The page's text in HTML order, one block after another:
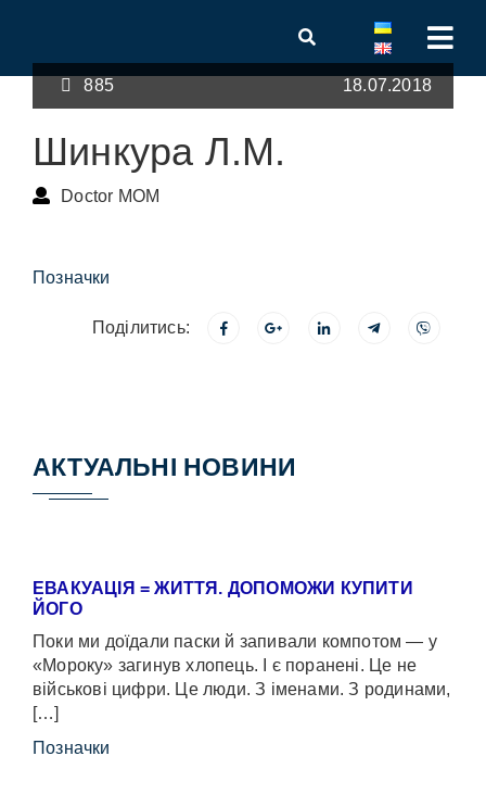
885 18.07.2018
Шинкура Л.М.
Doctor MOM
Позначки
Поділитись:
АКТУАЛЬНІ НОВИНИ
ЕВАКУАЦІЯ = ЖИТТЯ. ДОПОМОЖИ КУПИТИ
ЙОГО
Поки ми доїдали паски й запивали компотом — у
«Мороку» загинув хлопець. І є поранені. Це не
військові цифри. Це люди. З іменами. З родинами,
[…]
Позначки